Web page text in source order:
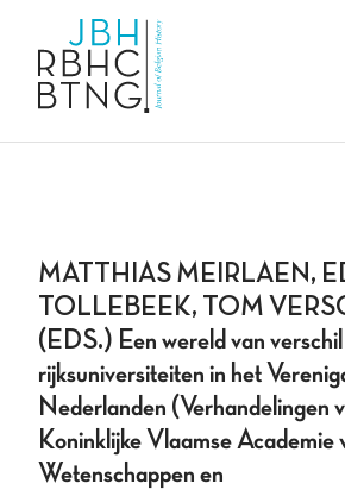
MATTHIAS MEIRLAEN,
TOLLEBEEK, TOM
(EDS.) Een wereld van
rijksuniversiteiten in het
Nederlanden (Verhandelingen
Koninklijke Vlaamse Academie
Wetenschappen en